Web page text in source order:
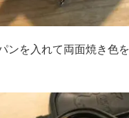
ンを入れて両面焼き色